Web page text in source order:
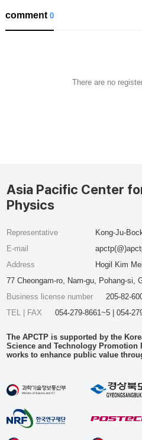
comment0
There are no
Asia Pacific Center
Physics
Representative
Kong-Ju-
E-mail
Address
Hogil Kim
77 Cheongam-ro, Nam-gu, Pohang-si,
Business license number
205-82-
TEL | FAX
054-279-8661~5 | 054-
The APCTP is supported by the
Science and Technology Promotion
works to enhance public value